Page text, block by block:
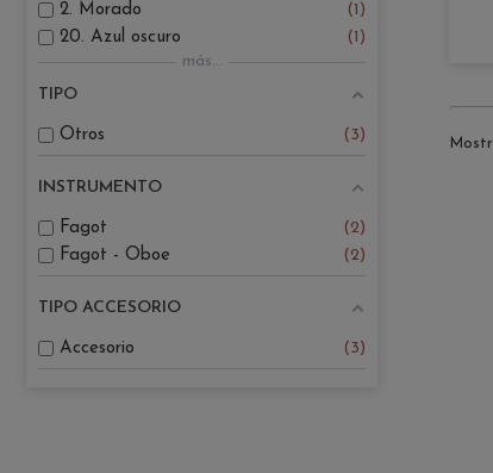
2. Morado
1
20. Azul oscuro
1
más...
TIPO
Otros 3
INSTRUMENTO
Fagot
2
Fagot - Oboe
2
TIPO ACCESORIO
Accesorio 3